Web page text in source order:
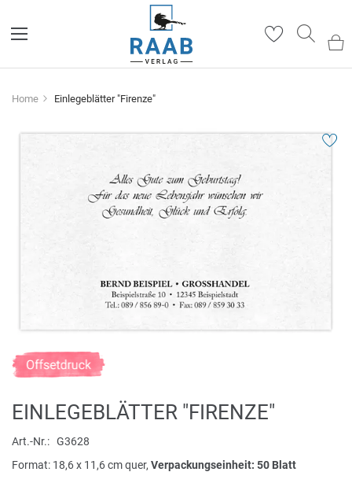
Home Einlegeblätter "Firenze"
Zum
Zum
Anfang
Bildergalerie
EINLEGEBLÄTTER "FIRENZE"
Art.-Nr.
G3628
Format: 18,6 x 11,6 cm quer, Verpackungseinheit: 50 Blatt